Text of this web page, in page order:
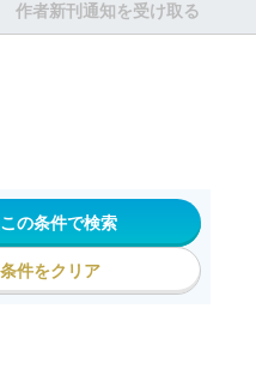
作者新刊通知を受け取る
この条件で検索
条件をクリア